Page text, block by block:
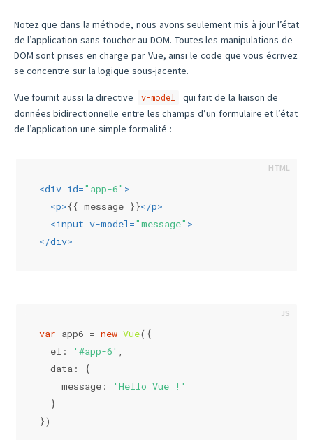
Notez que dans la méthode, nous avons seulement mis à jour l’état
de l’application sans toucher au DOM. Toutes les manipulations de
DOM sont prises en charge par Vue, ainsi le code que vous écrivez
se concentre sur la logique sous-jacente.
Vue fournit aussi la directive v-model
qui fait de la liaison de
données bidirectionnelle entre les champs d’un formulaire et l’état
de l’application une simple formalité :
<div id="app-6" >
<p>{{ message }}</p>
<input v-model="message" >
</div>
var app6 = new Vue({
el : '#app-6' ,
data: {
message:
'Hello Vue !'
  }
})